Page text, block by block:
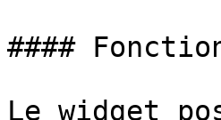
####
Le widget